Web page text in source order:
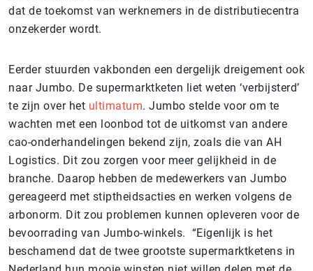
dat de toekomst van werknemers in de distributiecentra
onzekerder wordt.
Eerder stuurden vakbonden een dergelijk dreigement ook
naar Jumbo. De supermarktketen liet weten ‘verbijsterd’
te zijn over het ultimatum. Jumbo stelde voor om te
wachten met een loonbod tot de uitkomst van andere
cao-onderhandelingen bekend zijn, zoals die van AH
Logistics. Dit zou zorgen voor meer gelijkheid in de
branche. Daarop hebben de medewerkers van Jumbo
gereageerd met stiptheidsacties en werken volgens de
arbonorm. Dit zou problemen kunnen opleveren voor de
bevoorrading van Jumbo-winkels. “Eigenlijk is het
beschamend dat de twee grootste supermarktketens in